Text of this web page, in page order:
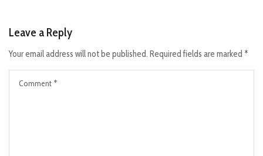
Leave a Reply
Your email address will not be published. Required fields are marked *